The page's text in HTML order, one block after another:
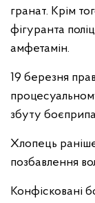
гранат. Крім
фігуранта
амфетамін.
19 березня
збуту
Хлопець
позбавлення
Конфісковані